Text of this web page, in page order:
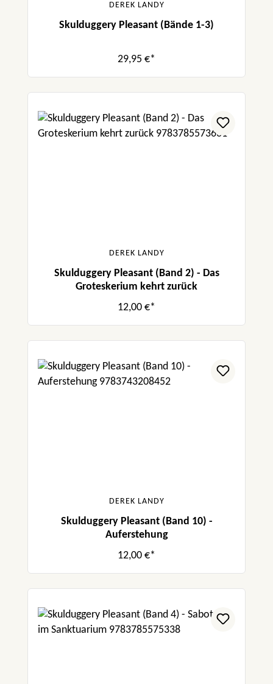
DEREK LANDY
Skulduggery Pleasant (Bände 1-3)
29,95 €*
DEREK LANDY
Skulduggery Pleasant (Band 2) - Das
Groteskerium kehrt zurück
12,00 €*
DEREK LANDY
Skulduggery Pleasant (Band 10) -
Auferstehung
12,00 €*